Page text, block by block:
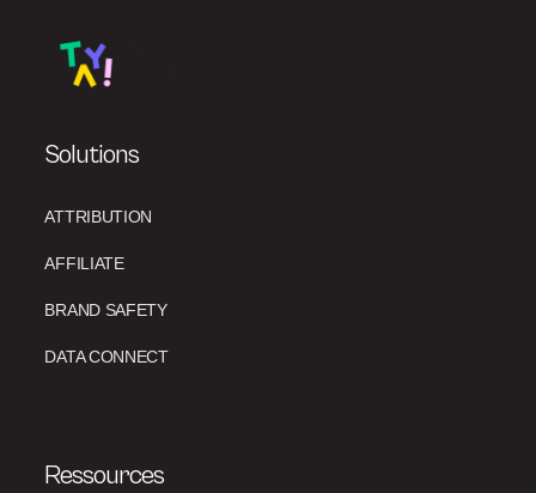
Solutions
ATTRIBUTION
AFFILIATE
BRAND SAFETY
DATA CONNECT
Ressources